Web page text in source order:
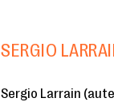
SERGIO
Sergio Larrain